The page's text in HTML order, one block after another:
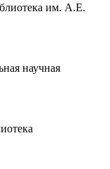
им. А.Е.
научная